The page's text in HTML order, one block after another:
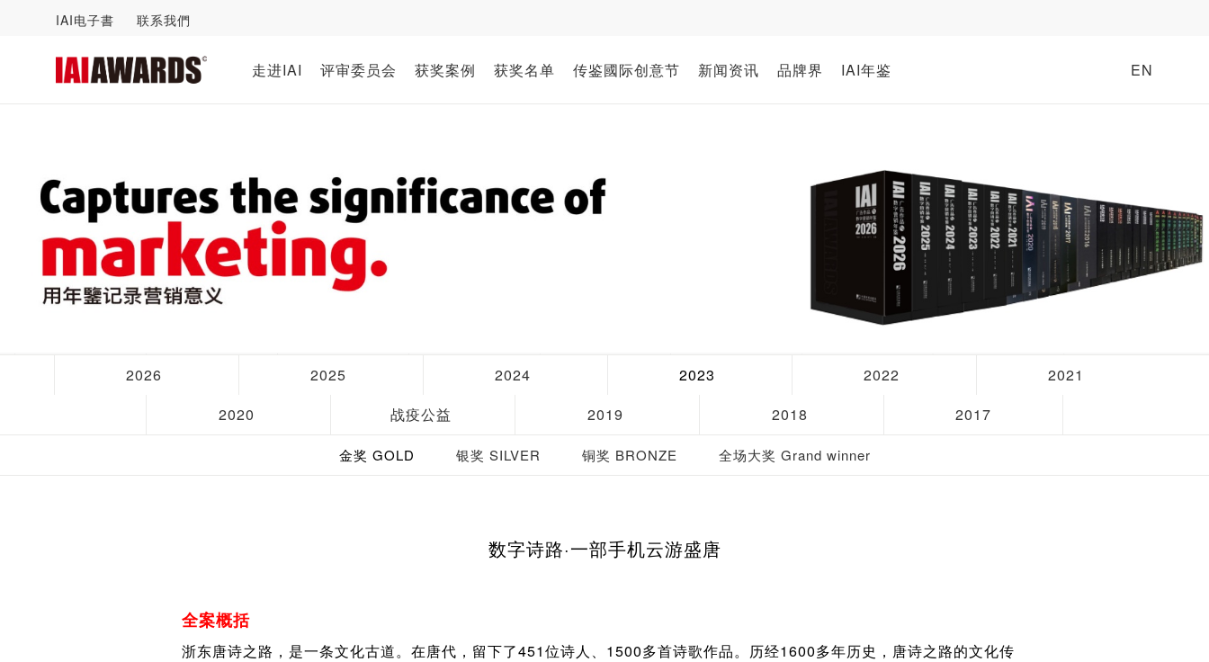
IAI电子書 联系我們
走进IAI 评审委员会 获奖案例 获奖名单 传鉴國际创意节 新闻资讯 品牌界 IAI年鉴 EN
2026 2025 2024 2023 2022
2021
2020
战疫公益 2019 2018 2017
金奖 GOLD 银奖 SILVER 铜奖 BRONZE 全场大奖 Grand winner
数字诗路·一部手机云游盛唐
全案概括
浙东唐诗之路，是一条文化古道。在唐代，留下了451位诗人、1500多首诗歌作品。历经1600多年历史，唐诗之路的文化传